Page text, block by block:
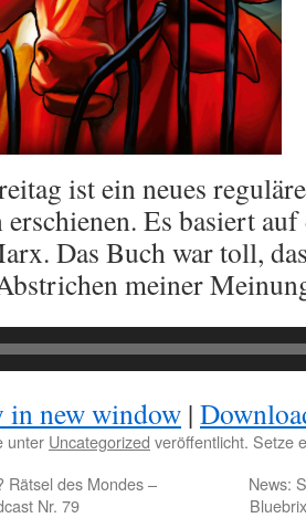
ist ein neues
erschienen. Es basiert
Das Buch war toll,
meiner
in new window |
unter Uncategorized veröffentlicht. Setze
Rätsel des Mondes –
Nr. 79
News: